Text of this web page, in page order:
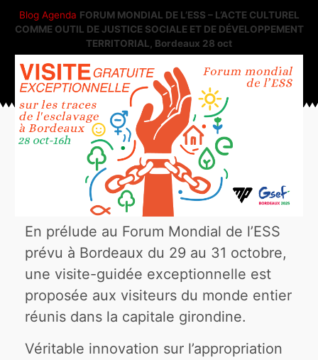
Blog Agenda FORUM MONDIAL DE L’ESS – L’ACTE CULTUREL
COMME OUTIL DE JUSTICE SOCIALE ET DE DÉVELOPPEMENT
TERRITORIAL, Bordeaux 28 oct
En prélude au Forum Mondial de l’ESS
prévu à Bordeaux du 29 au 31 octobre,
une visite-guidée exceptionnelle est
proposée aux visiteurs du monde entier
réunis dans la capitale girondine.
Véritable innovation sur l’appropriation